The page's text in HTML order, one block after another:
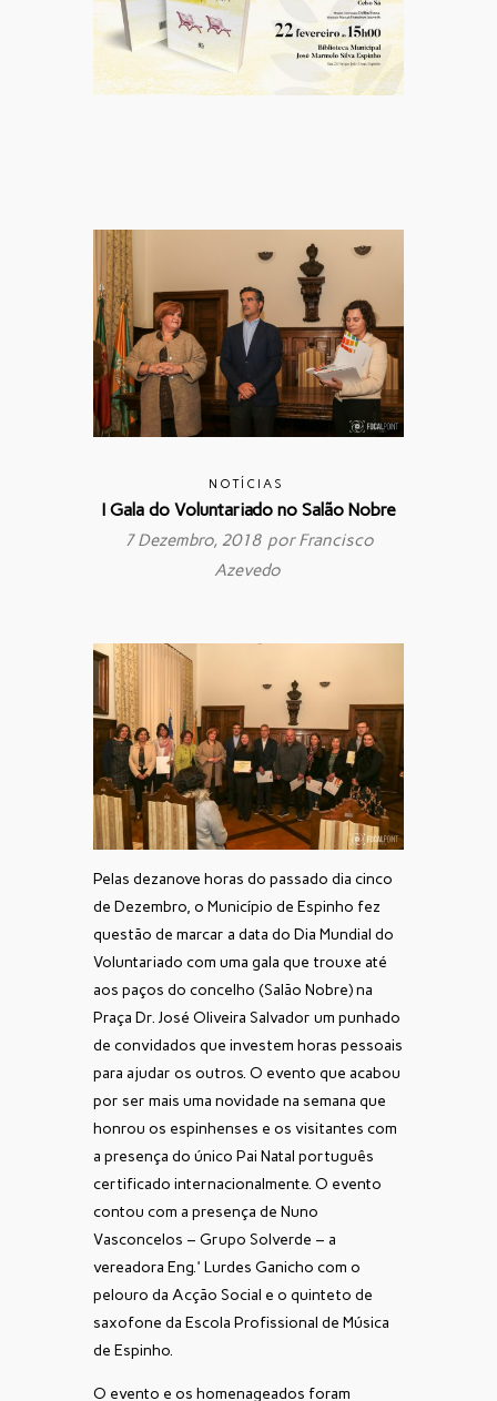
NOTÍCIAS
I Gala do Voluntariado no Salão Nobre
7 Dezembro, 2018 porFrancisco
Azevedo
Pelas dezanove horas do passado dia cinco
de Dezembro, o Município de Espinho fez
questão de marcar a data do Dia Mundial do
Voluntariado com uma gala que trouxe até
aos paços do concelho (Salão Nobre) na
Praça Dr. José Oliveira Salvador um punhado
de convidados que investem horas pessoais
para ajudar os outros. O evento que acabou
por ser mais uma novidade na semana que
honrou os espinhenses e os visitantes com
a presença do único Pai Natal português
certificado internacionalmente. O evento
contou com a presença de Nuno
Vasconcelos – Grupo Solverde – a
vereadora Eng.ª Lurdes Ganicho com o
pelouro da Acção Social e o quinteto de
saxofone da Escola Profissional de Música
de Espinho.
O evento e os homenageados foram